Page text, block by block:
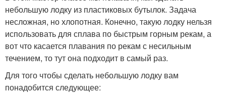
небольшую лодку из пластиковых бутылок. Задача
несложная, но хлопотная. Конечно, такую лодку нельзя
использовать для сплава по быстрым горным рекам, а
вот что касается плавания по рекам с несильным
течением, то тут она подходит в самый раз.
Для того чтобы сделать небольшую лодку вам
понадобится следующее: